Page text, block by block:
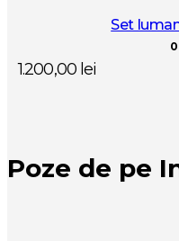
Set
0
1.200,00 lei
Poze de pe